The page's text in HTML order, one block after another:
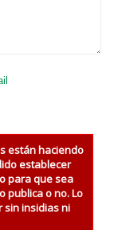
están haciendo
establecer
para que sea
publica o no. Lo
sin insidias ni